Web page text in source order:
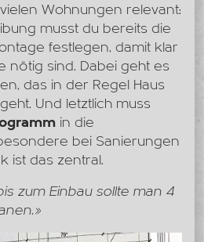
Wohnungen relevant:
musst du bereits die
festlegen, damit klar
nötig sind. Dabei geht es
das in der Regel Haus
Und letztlich muss
in die
bei Sanierungen
ist das zentral.
zum Einbau sollte man 4